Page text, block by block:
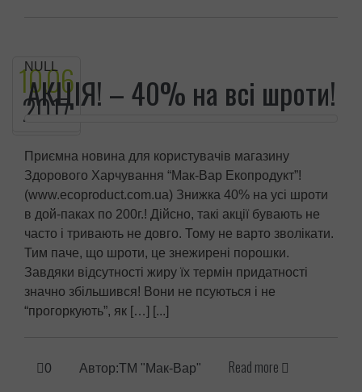
10.06
2017
NULL
АКЦІЯ! – 40% на всі шроти!
Приємна новина для користувачів магазину
Здорового Харчування “Мак-Вар Екопродукт”!
(www.ecoproduct.com.ua) Знижка 40% на усі шроти
в дой-паках по 200г.! Дійсно, такі акції бувають не
часто і тривають не довго. Тому не варто зволікати.
Тим паче, що шроти, це знежирені порошки.
Завдяки відсутності жиру їх термін придатності
значно збільшився! Вони не псуються і не
“прогоркують”, як […] [...]
0 Автор:ТМ "Мак-Вар" Read more